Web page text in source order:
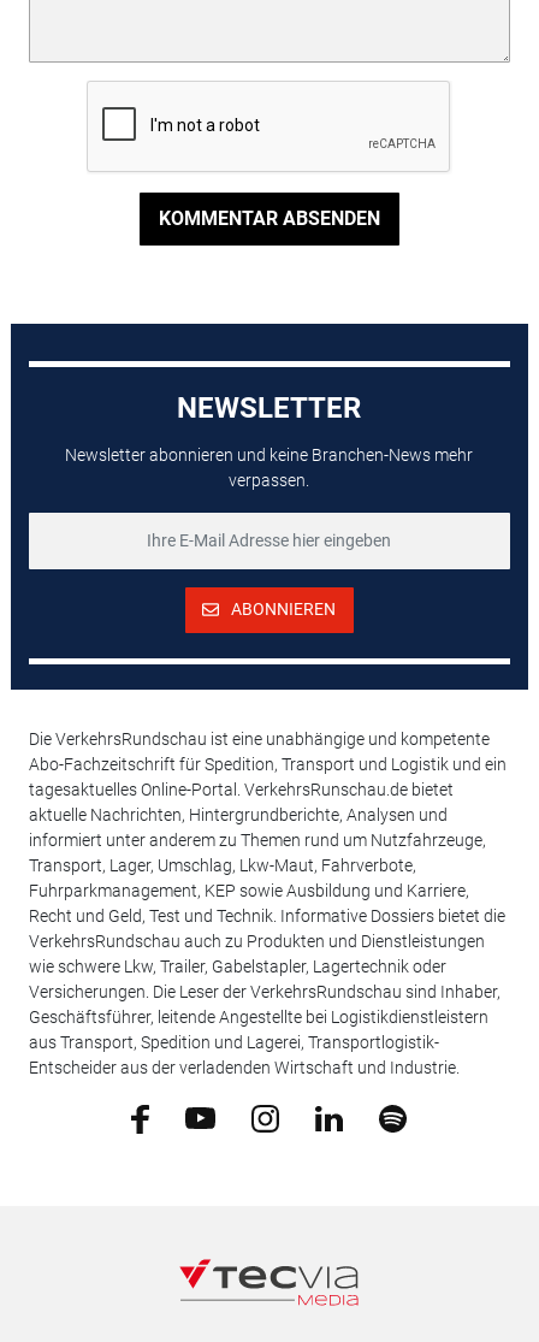
KOMMENTAR ABSENDEN
NEWSLETTER
Newsletter abonnieren und keine Branchen-News mehr
verpassen.
ABONNIEREN
Die VerkehrsRundschau ist eine unabhängige und kompetente
Abo-Fachzeitschrift für Spedition, Transport und Logistik und ein
tagesaktuelles Online-Portal. VerkehrsRunschau.de bietet
aktuelle Nachrichten, Hintergrundberichte, Analysen und
informiert unter anderem zu Themen rund um Nutzfahrzeuge,
Transport, Lager, Umschlag, Lkw-Maut, Fahrverbote,
Fuhrparkmanagement, KEP sowie Ausbildung und Karriere,
Recht und Geld, Test und Technik. Informative Dossiers bietet die
VerkehrsRundschau auch zu Produkten und Dienstleistungen
wie schwere Lkw, Trailer, Gabelstapler, Lagertechnik oder
Versicherungen. Die Leser der VerkehrsRundschau sind Inhaber,
Geschäftsführer, leitende Angestellte bei Logistikdienstleistern
aus Transport, Spedition und Lagerei, Transportlogistik-
Entscheider aus der verladenden Wirtschaft und Industrie.